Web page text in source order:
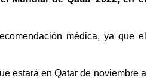
médica, ya que el
estará en Qatar de noviembre a